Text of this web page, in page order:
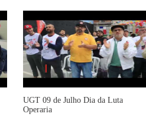
UGT 09 de Julho Dia da Luta
Operaria